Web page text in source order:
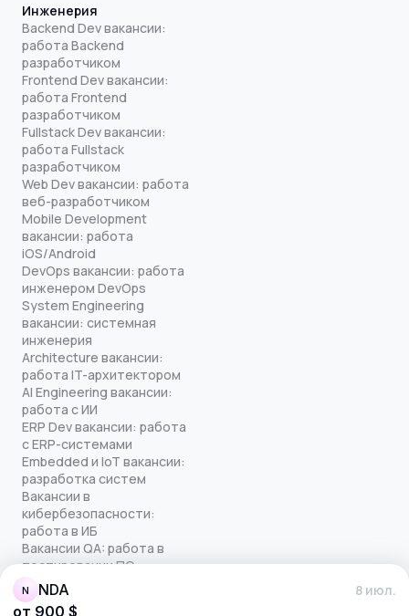
N NDA 8 июл.
от 900 $
Инженерия
Backend Dev вакансии:
работа Backend
разработчиком
Frontend Dev вакансии:
работа Frontend
разработчиком
Fullstack Dev вакансии:
работа Fullstack
разработчиком
Web Dev вакансии: работа
веб-разработчиком
Mobile Development
вакансии: работа
iOS/Android
DevOps вакансии: работа
инженером DevOps
System Engineering
вакансии: системная
инженерия
Architecture вакансии:
работа IT-архитектором
AI Engineering вакансии:
работа с ИИ
ERP Dev вакансии: работа
с ERP-системами
Embedded и IoT вакансии:
разработка систем
Вакансии в
кибербезопасности:
работа в ИБ
Вакансии QA: работа в
тестировании ПО